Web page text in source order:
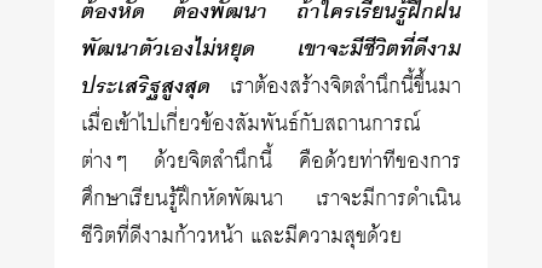
ต้องหัด ต้องพัฒนา ถ้าใครเรียนรู้ฝึกฝน
พัฒนาตัวเองไม่หยุด เขาจะมีชีวิตที่ดีงาม
ประเสริฐสูงสุด เราต้องสร้างจิตสำนึกนี้ขึ้นมา
เมื่อเข้าไปเกี่ยวข้องสัมพันธ์กับสถานการณ์
ต่างๆ ด้วยจิตสำนึกนี้ คือด้วยท่าทีของการ
ศึกษาเรียนรู้ฝึกหัดพัฒนา เราจะมีการดำเนิน
ชีวิตที่ดีงามก้าวหน้า และมีความสุขด้วย